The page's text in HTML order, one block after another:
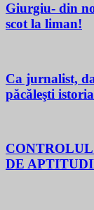
Giurgiu- din
scot la liman!
Ca jurnalist,
păcăleşti istoria
DE